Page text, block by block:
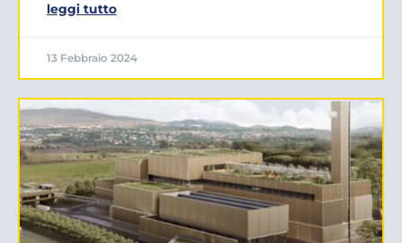
leggi tutto
13 Febbraio 2024